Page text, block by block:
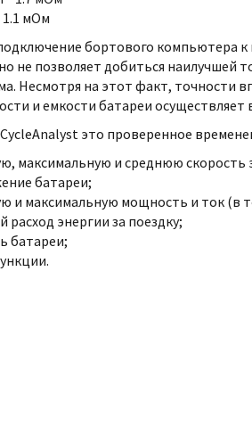
мОм
бортового компьютера
не позволяет добиться наилучшей
Несмотря на этот факт, точности
и емкости батареи осуществляет
это проверенное
максимальную и среднюю скорость
батареи;
и максимальную мощность и ток (в
расход энергии за поездку;
батареи;